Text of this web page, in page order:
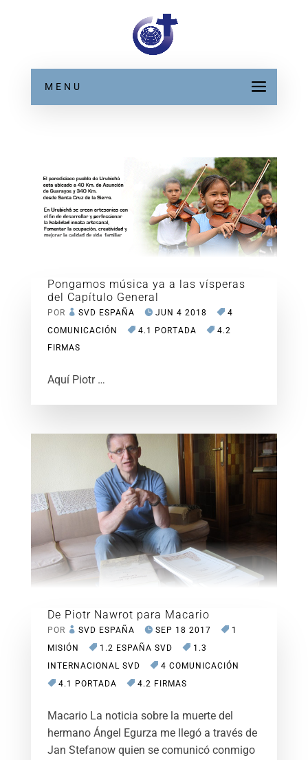
MENU
Pongamos música ya a las vísperas
del Capítulo General
POR SVD ESPAÑA JUN 4 2018
4
COMUNICACIÓN
4.1 PORTADA
4.2
FIRMAS
Aquí Piotr …
De Piotr Nawrot para Macario
POR SVD ESPAÑA SEP 18 2017
1
MISIÓN
1.2 ESPAÑA SVD
1.3
INTERNACIONAL SVD
4 COMUNICACIÓN
4.1 PORTADA
4.2 FIRMAS
Macario La noticia sobre la muerte del
hermano Ángel Egurza me llegó a través de
Jan Stefanow quien se comunicó conmigo